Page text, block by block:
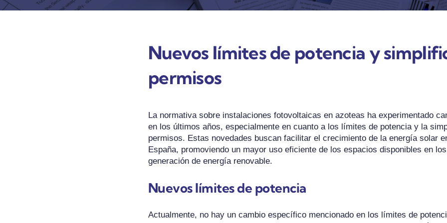
Nuevos límites de potencia y
permisos
La normativa sobre instalaciones fotovoltaicas en azoteas ha experimentado
en los últimos años, especialmente en cuanto a los límites de potencia y la
permisos. Estas novedades buscan facilitar el crecimiento de la energía solar
España, promoviendo un mayor uso eficiente de los espacios disponibles en
generación de energía renovable.
Nuevos límites de potencia
Actualmente, no hay un cambio específico mencionado en los límites de